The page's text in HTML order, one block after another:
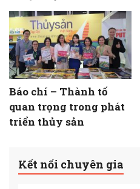
Báo chí – Thành tố
quan trọng trong phát
triển thủy sản
Kết nối chuyên gia